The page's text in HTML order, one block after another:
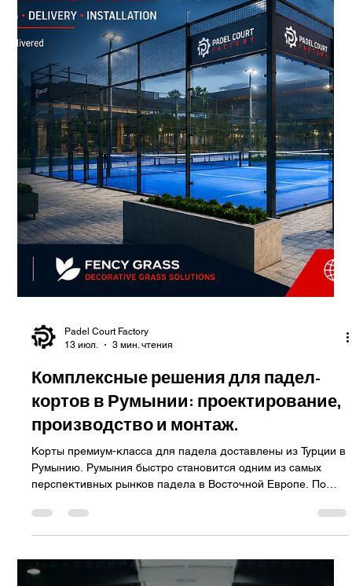
Padel Court Factory
17 июл.
3 мин. чтения
Комплексные решения для
строительства кортов для падела в
Греции.
Создайте первоклассные объекты для игры в падел с
помощью Padel Court Factory. Падел стремительно
становится одним из самых привлекательных видов спорта
в Греции . От Афин и Салоников до Крита и греческих
островов растет спрос на современные падел-клубы,
поскольку все больше игроков, отелей, курортов и
быстрорастущему в мире ракеточному виду спорта.
Независимо от того, планируете ли вы частный спортивный